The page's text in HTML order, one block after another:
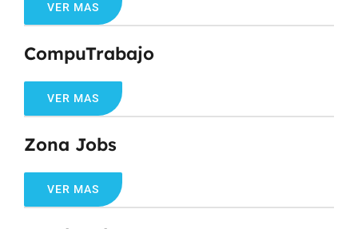
VER MAS
CompuTrabajo
VER MAS
Zona Jobs
VER MAS